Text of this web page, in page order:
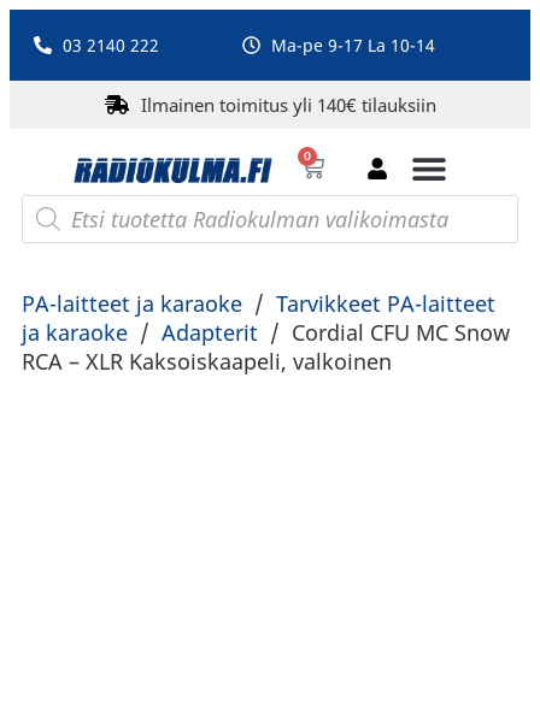
03 2140 222 Ma-pe 9-17 La 10-14
Ilmainen toimitus yli 140€ tilauksiin
0
PA-laitteet ja karaoke / Tarvikkeet PA-laitteet
ja karaoke / Adapterit / Cordial CFU MC Snow
RCA – XLR Kaksoiskaapeli, valkoinen